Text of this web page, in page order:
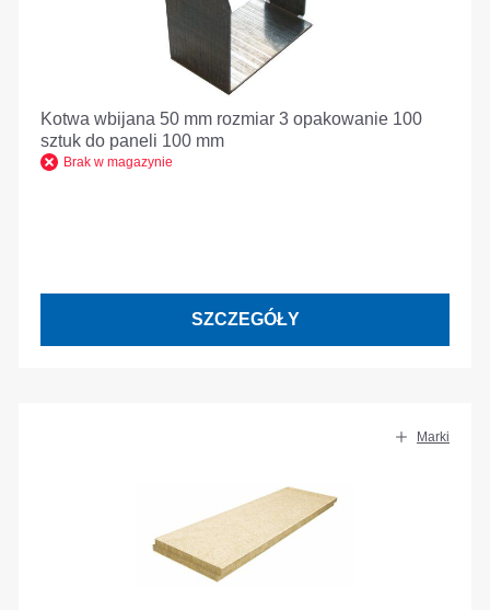
Kotwa wbijana 50 mm rozmiar 3 opakowanie 100
sztuk do paneli 100 mm
Brak w magazynie
SZCZEGÓŁY
Marki